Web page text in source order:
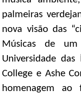
palmeiras
nova visão das
Músicas de
Universidade
College e Ashe
homenagem ao